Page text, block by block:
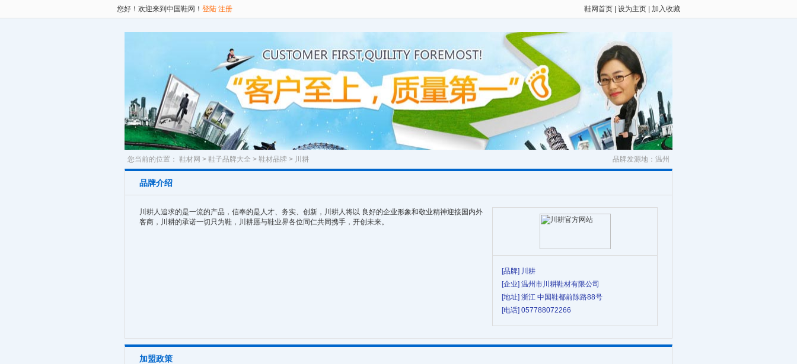
鞋网首页 设为主页 加入收藏
您好！欢迎来到中国鞋网！ 登陆 注册
品牌发源地：温州
您当前的位置： 鞋材网 > 鞋子品牌大全 > 鞋材品牌 > 川耕
品牌介绍
[品牌] 川耕
[企业] 温州市川耕鞋材有限公司
[地址] 浙江 中国鞋都前陈路88号
[电话] 057788072266
川耕人追求的是一流的产品，信奉的是人才、务实、创新，川耕人将以 良好的企业形象和敬业精神迎接国内外
客商，川耕的承诺一切只为鞋，川耕愿与鞋业界各位同仁共同携手，开创未来。
加盟政策